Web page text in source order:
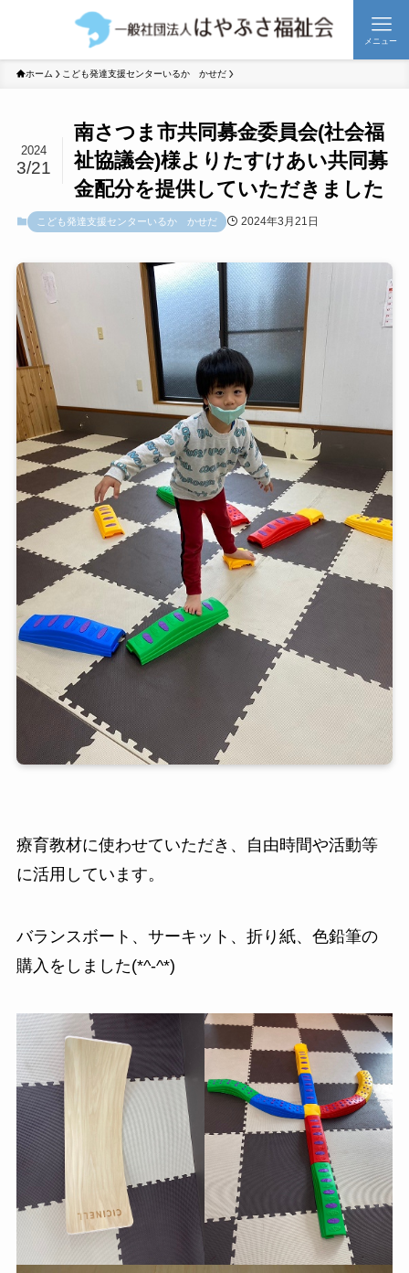
メニュー
ホーム こども発達支援センターいるか かせだ
南さつま市共同募金委員会(社会福
祉協議会)様よりたすけあい共同募
金配分を提供していただきました
2024
3/21
こども発達支援センターいるか かせだ 2024年3月21日
療育教材に使わせていただき、自由時間や活動等
に活用しています。
バランスボート、サーキット、折り紙、色鉛筆の
購入をしました(*^-^*)